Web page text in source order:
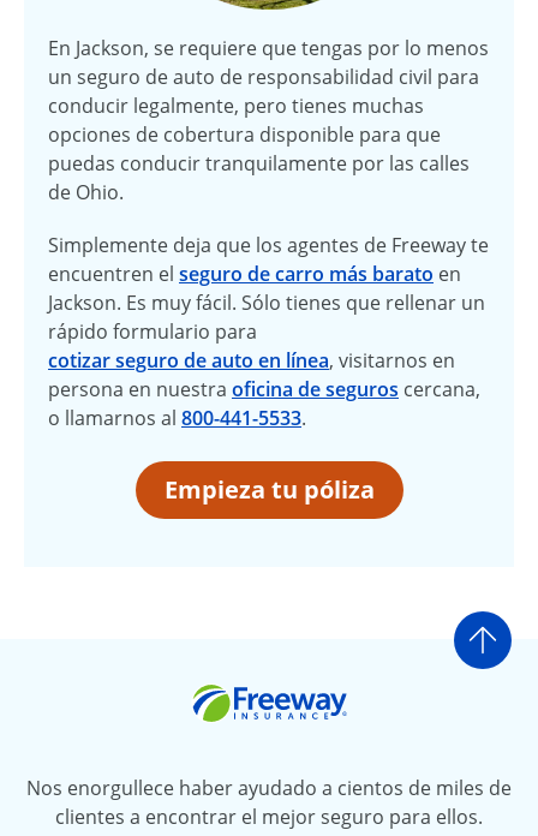
En Jackson, se requiere que tengas por lo menos
un seguro de auto de responsabilidad civil para
conducir legalmente, pero tienes muchas
opciones de cobertura disponible para que
puedas conducir tranquilamente por las calles
de Ohio.
Simplemente deja que los agentes de Freeway te
encuentren el seguro de carro más barato en
Jackson. Es muy fácil. Sólo tienes que rellenar un
rápido formulario para
cotizar seguro de auto en línea, visitarnos en
persona en nuestra oficina de seguros cercana,
o llamarnos al 800-441-5533.
Empieza tu póliza
Ir
Nos enorgullece haber ayudado a cientos de miles de
clientes a encontrar el mejor seguro para ellos.